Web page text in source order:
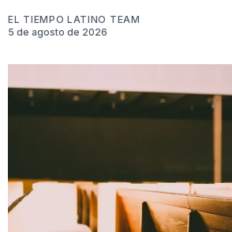
EL TIEMPO LATINO TEAM
5 de agosto de 2026